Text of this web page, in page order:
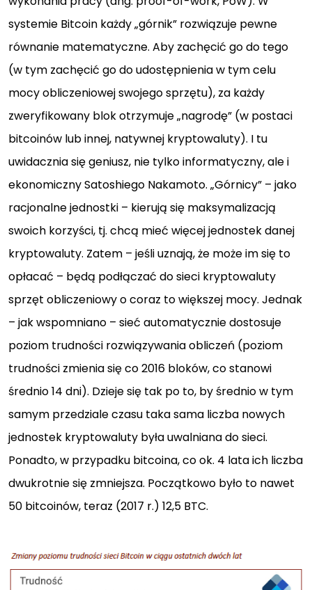
systemie Bitcoin każdy „górnik” rozwiązuje pewne
równanie matematyczne. Aby zachęcić go do tego
(w tym zachęcić go do udostępnienia w tym celu
mocy obliczeniowej swojego sprzętu), za każdy
zweryfikowany blok otrzymuje „nagrodę” (w postaci
bitcoinów lub innej, natywnej kryptowaluty). I tu
uwidacznia się geniusz, nie tylko informatyczny, ale i
ekonomiczny Satoshiego Nakamoto. „Górnicy” – jako
racjonalne jednostki – kierują się maksymalizacją
swoich korzyści, tj. chcą mieć więcej jednostek danej
kryptowaluty. Zatem – jeśli uznają, że może im się to
opłacać – będą podłączać do sieci kryptowaluty
sprzęt obliczeniowy o coraz to większej mocy. Jednak
– jak wspomniano – sieć automatycznie dostosuje
poziom trudności rozwiązywania obliczeń (poziom
trudności zmienia się co 2016 bloków, co stanowi
średnio 14 dni). Dzieje się tak po to, by średnio w tym
samym przedziale czasu taka sama liczba nowych
jednostek kryptowaluty była uwalniana do sieci.
Ponadto, w przypadku bitcoina, co ok. 4 lata ich liczba
dwukrotnie się zmniejsza. Początkowo było to nawet
50 bitcoinów, teraz (2017 r.) 12,5 BTC.